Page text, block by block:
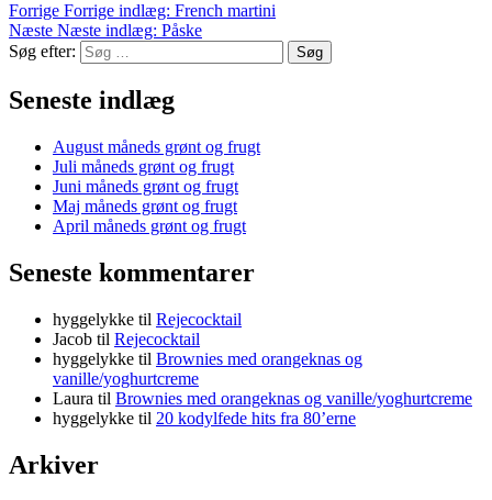
Forrige Forrige indlæg: French martini
Næste Næste indlæg: Påske
Søg efter:
Søg
Seneste indlæg
August måneds grønt og frugt
Juli måneds grønt og frugt
Juni måneds grønt og frugt
Maj måneds grønt og frugt
April måneds grønt og frugt
Seneste kommentarer
hyggelykke til Rejecocktail
Jacob til Rejecocktail
hyggelykke til Brownies med orangeknas og
vanille/yoghurtcreme
Laura til Brownies med orangeknas og vanille/yoghurtcreme
hyggelykke til 20 kodylfede hits fra 80’erne
Arkiver